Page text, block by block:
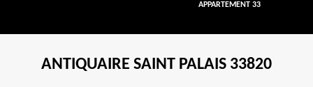
APPARTEMENT 33
ANTIQUAIRE SAINT PALAIS 33820